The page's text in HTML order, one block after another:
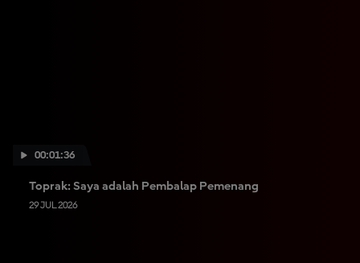
00:01:36
Toprak: Saya adalah Pembalap Pemenang
29 JUL 2026